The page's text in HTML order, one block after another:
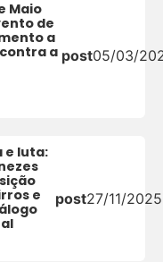
Maio
de
a
a post05/03/
e luta:
e
post27/11/2025